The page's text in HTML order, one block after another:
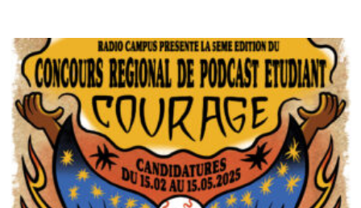
sur
Salad